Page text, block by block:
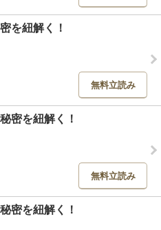
を紐解く！
無料立読み
密を紐解く！
無料立読み
密を紐解く！